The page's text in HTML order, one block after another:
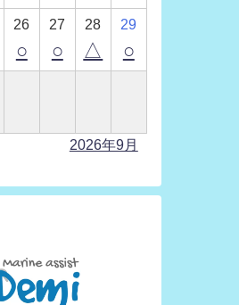
26
○
27
○
28
△
29
○
2026年9月